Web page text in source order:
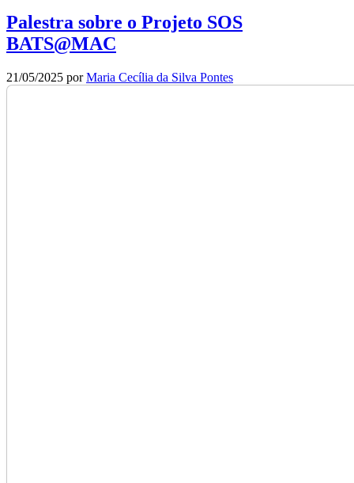
Palestra sobre o Projeto SOS
BATS@MAC
21/05/2025 porMaria Cecília da Silva Pontes